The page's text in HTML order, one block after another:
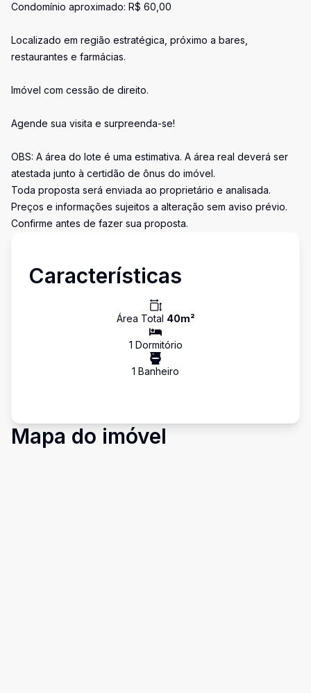
Condomínio aproximado: R$ 60,00
Localizado em região estratégica, próximo a bares,
restaurantes e farmácias.
Imóvel com cessão de direito.
Agende sua visita e surpreenda-se!
OBS: A área do lote é uma estimativa. A área real deverá ser
atestada junto à certidão de ônus do imóvel.
Toda proposta será enviada ao proprietário e analisada.
Preços e informações sujeitos a alteração sem aviso prévio.
Confirme antes de fazer sua proposta.
Características
Área Total 40m²
1 Dormitório
1 Banheiro
Mapa do imóvel